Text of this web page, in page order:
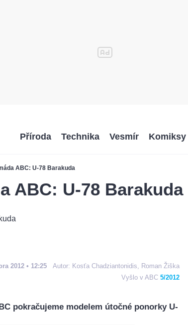
ABC: U-78 Barakuda
Příroda Technika Vesmír Komiksy
ABC: U-78 Barakuda
2012 • 12:25 Autor: Kosťa Chadziantonidis, Roman Žiška
Vyšlo v ABC 5/2012
pokračujeme modelem útočné ponorky U-